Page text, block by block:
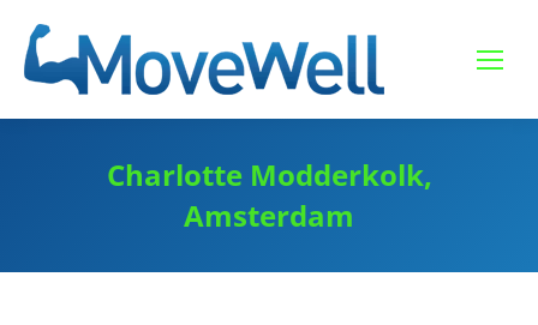
Charlotte Modderkolk,
Amsterdam